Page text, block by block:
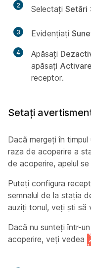
2 Selectați Setări
3 Evidențiați
4 Apăsați
apăsați Activare
receptor.
Setați
Dacă mergeți în
raza de acoperire a
de acoperire, apelul
Puteți configura
semnalul de la stația
auziți tonul, veți ști să
Dacă nu sunteți într-
acoperire, veți vedea